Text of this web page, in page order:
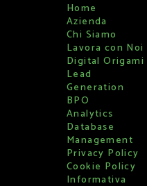
Home
Azienda
Chi Siamo
Lavora con Noi
Digital Origami
Lead
Generation
BPO
Analytics
Database
Management
Privacy Policy
Cookie Policy
Informativa